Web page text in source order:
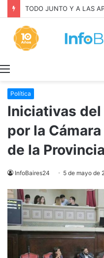
Política
Iniciativas del
por la
de la Provincia
InfoBaires24 5 de mayo de